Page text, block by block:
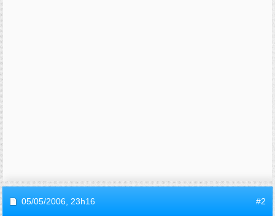
05/05/2006, 23h16 #2